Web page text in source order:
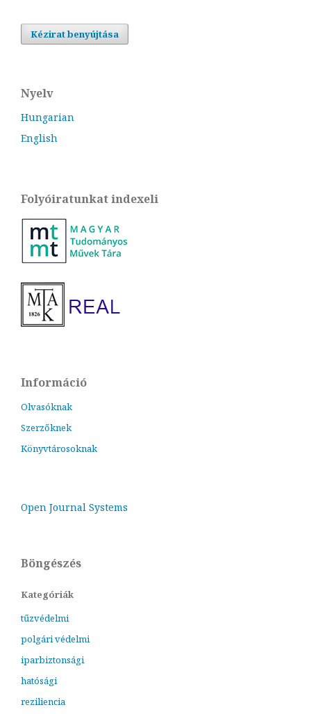
Kézirat benyújtása
Nyelv
Hungarian
English
Folyóiratunkat indexeli
Információ
Olvasóknak
Szerzőknek
Könyvtárosoknak
Open Journal Systems
Böngészés
Kategóriák
tűzvédelmi
polgári védelmi
iparbiztonsági
hatósági
reziliencia